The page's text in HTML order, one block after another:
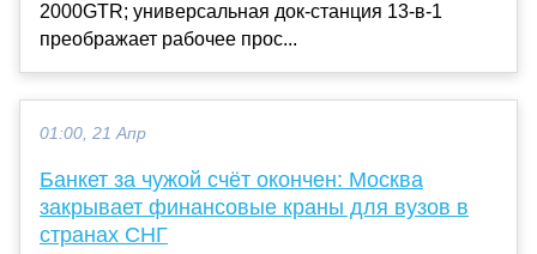
2000GTR; универсальная док-станция 13-в-1
преображает рабочее прос...
01:00, 21 Апр
Банкет за чужой счёт окончен: Москва
закрывает финансовые краны для вузов в
странах СНГ